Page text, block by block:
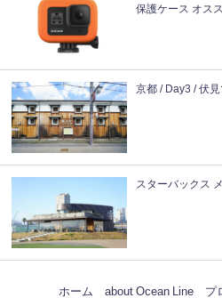
保護ケース オス
京都 / Day3 / 伏
スターバックス
ホーム about Ocean Line プ